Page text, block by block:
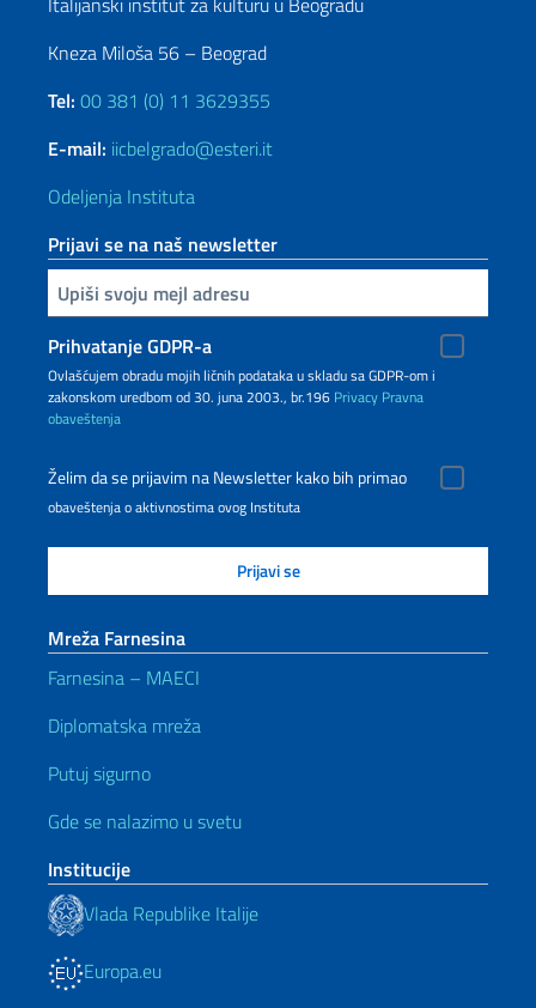
Kneza Miloša 56 – Beograd
Tel: 00 381 (0) 11 3629355
E-mail: iicbelgrado@esteri.it
Odeljenja Instituta
Prijavi se na naš newsletter
Upiši vaš imejl
Prihvatanje GDPR-a
Ovlašćujem obradu mojih ličnih podataka u skladu sa GDPR-om i
zakonskom uredbom od 30. juna 2003., br.196 Privacy Pravna
obaveštenja
Želim da se prijavim na Newsletter kako bih primao
obaveštenja o aktivnostima ovog Instituta
Mreža Farnesina
Farnesina – MAECI
Diplomatska mreža
Putuj sigurno
Gde se nalazimo u svetu
Institucije
Vlada Republike Italije
Europa.eu